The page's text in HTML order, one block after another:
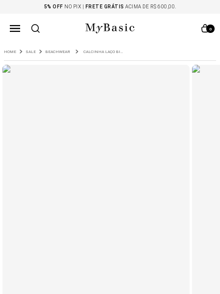
5% OFF NO PIX | FRETE GRÁTIS ACIMA DE R$ 600,00.
0
SALE BEACHWEAR CALCINHA LAÇO BIODEGRADÁVEL UVA E FUCSIA